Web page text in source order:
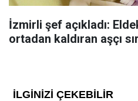
İzmirli şef açıkladı:
ortadan kaldıran aşçı